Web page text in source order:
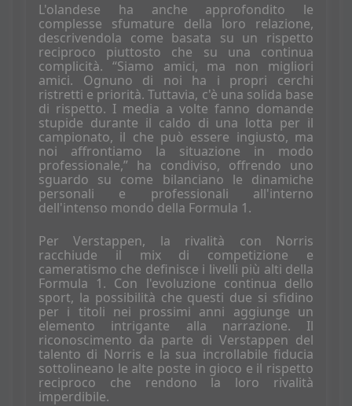
L'olandese ha anche approfondito le
complesse sfumature della loro relazione,
descrivendola come basata su un rispetto
reciproco piuttosto che su una continua
complicità. “Siamo amici, ma non migliori
amici. Ognuno di noi ha i propri cerchi
ristretti e priorità. Tuttavia, c'è una solida base
di rispetto. I media a volte fanno domande
stupide durante il caldo di una lotta per il
campionato, il che può essere ingiusto, ma
noi affrontiamo la situazione in modo
professionale,” ha condiviso, offrendo uno
sguardo su come bilanciano le dinamiche
personali e professionali all'interno
dell'intenso mondo della Formula 1.
Per Verstappen, la rivalità con Norris
racchiude il mix di competizione e
cameratismo che definisce i livelli più alti della
Formula 1. Con l'evoluzione continua dello
sport, la possibilità che questi due si sfidino
per i titoli nei prossimi anni aggiunge un
elemento intrigante alla narrazione. Il
riconoscimento da parte di Verstappen del
talento di Norris e la sua incrollabile fiducia
sottolineano le alte poste in gioco e il rispetto
reciproco che rendono la loro rivalità
imperdibile.